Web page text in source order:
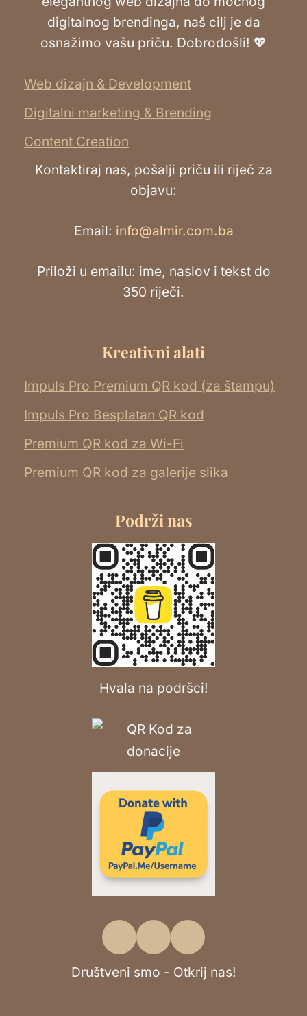
digitalnog brendinga, naš cilj je da
osnažimo vašu priču. Dobrodošli! 💖
Web dizajn & Development
Digitalni marketing & Brending
Content Creation
Kontaktiraj nas, pošalji priču ili riječ za
objavu:
Email: info@almir.com.ba
Priloži u emailu: ime, naslov i tekst do
350 riječi.
Kreativni alati
Impuls Pro Premium QR kod (za štampu)
Impuls Pro Besplatan QR kod
Premium QR kod za Wi-Fi
Premium QR kod za galerije slika
Podrži nas
Hvala na podršci!
Društveni smo - Otkrij nas!